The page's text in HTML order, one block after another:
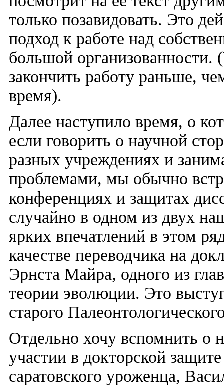
только позавидовать. Это
подход к работе над
большой организованности.
закончить работу раньше,
время).
Далее наступило время, о
если говорить о научной
разных учреждениях и
проблемами, мы обычно
конференциях и защитах
случайно в одном из двух
ярких впечатлений в этом
качестве переводчика на
Эрнста Майра, одного из
теории эволюции. Это
старого
Отдельно хочу вспомнить о
участии в докторской
саратовского уроженца,